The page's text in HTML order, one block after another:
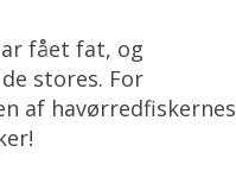
fået fat, og
stores. For
af havørredfiskernes